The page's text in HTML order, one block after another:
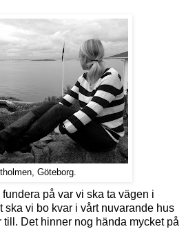
Göteborg.
på var vi ska ta vägen i
ska vi bo kvar i vårt nuvarande hus
till. Det hinner nog hända mycket på